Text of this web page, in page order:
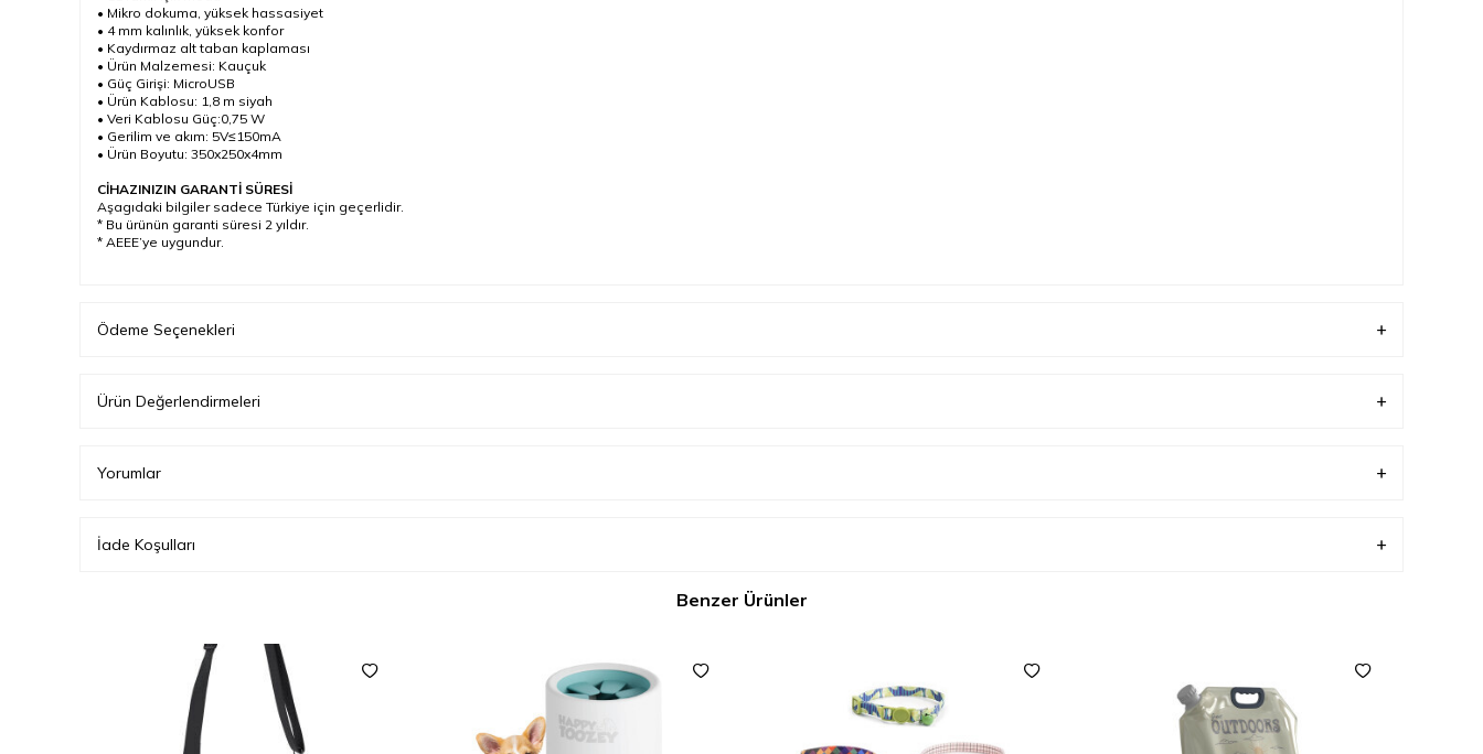
• Mikro dokuma, yüksek hassasiyet
• 4 mm kalınlık, yüksek konfor
• Kaydırmaz alt taban kaplaması
• Ürün Malzemesi: Kauçuk
• Güç Girişi: MicroUSB
• Ürün Kablosu: 1,8 m siyah
• Veri Kablosu Güç:0,75 W
• Gerilim ve akım: 5V≤150mA
• Ürün Boyutu: 350x250x4mm
CİHAZINIZIN GARANTİ SÜRESİ
Aşagıdaki bilgiler sadece Türkiye için geçerlidir.
* Bu ürünün garanti süresi 2 yıldır.
* AEEE’ye uygundur.
Ödeme Seçenekleri
Ürün Değerlendirmeleri
Yorumlar
İade Koşulları
Benzer Ürünler